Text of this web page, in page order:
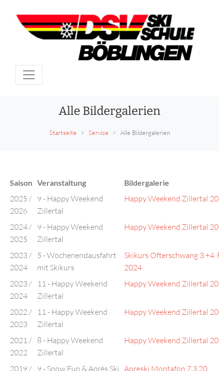
Alle Bildergalerien
Startseite Service Alle Bildergalerien
Saison Veranstaltung Bildergalerie
2025 /
2026
9 - Happy Weekend
Zillertal
Happy Weekend Zillertal
2024 /
2025
9 - Happy Weekend
Zillertal
Happy Weekend Zillertal
2023 /
2024
5 - Wochenendausfahrt
mit Skikurs
Skikurs Ofterschwang 3.+4.
2024
2023 /
2024
11 - Happy Weekend
Zillertal
Happy Weekend Zillertal
2022 /
2023
11 - Happy Weekend
Zillertal
Happy Weekend Zillertal
2021 /
2022
8 - Happy Weekend
Zillertal
Happy Weekend Zillertal
2019 /
9 - Snow Fun & Après Ski Apreski Montafon 7.3.20